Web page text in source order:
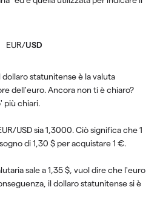
EUR/USD
statunitense è la valuta
dell'euro. Ancora non ti è chiaro?
più chiari.
USD sia 1,3000. Ciò significa che 1
di 1,30 $ per acquistare 1 €.
sale a 1,35 $, vuol dire che l'euro
il dollaro statunitense si è